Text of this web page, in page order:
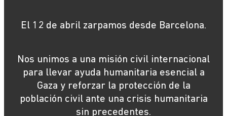
El 12 de abril zarpamos desde Barcelona.
Nos unimos a una misión civil internacional
para llevar ayuda humanitaria esencial a
Gaza y reforzar la protección de la
población civil ante una crisis humanitaria
sin precedentes.